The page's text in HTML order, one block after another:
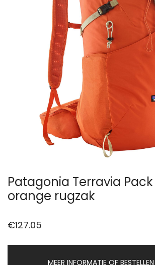
Patagonia Terravia
orange rugzak
€127.05
MEER INFORMATIE OF BESTELLEN